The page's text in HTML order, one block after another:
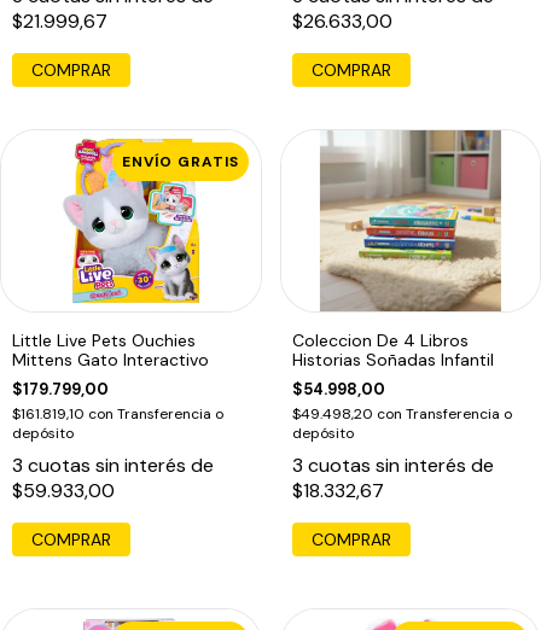
$21.999,67
COMPRAR
$26.633,00
COMPRAR
ENVÍO GRATIS
Little Live Pets Ouchies
Mittens Gato Interactivo
$179.799,00
$161.819,10 con Transferencia o
depósito
3 cuotas sin interés de
$59.933,00
Coleccion De 4 Libros
Historias Soñadas Infantil
$54.998,00
$49.498,20 con Transferencia o
depósito
3 cuotas sin interés de
$18.332,67